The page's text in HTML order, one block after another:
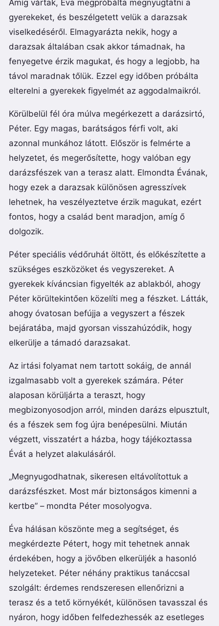
Amíg vártak, Éva megpróbálta megnyugtatni a
gyerekeket, és beszélgetett velük a darazsak
viselkedéséről. Elmagyarázta nekik, hogy a
darazsak általában csak akkor támadnak, ha
fenyegetve érzik magukat, és hogy a legjobb, ha
távol maradnak tőlük. Ezzel egy időben próbálta
elterelni a gyerekek figyelmét az aggodalmaikról.
Körülbelül fél óra múlva megérkezett a darázsirtó,
Péter. Egy magas, barátságos férfi volt, aki
azonnal munkához látott. Először is felmérte a
helyzetet, és megerősítette, hogy valóban egy
darázsfészek van a terasz alatt. Elmondta Évának,
hogy ezek a darazsak különösen agresszívek
lehetnek, ha veszélyeztetve érzik magukat, ezért
fontos, hogy a család bent maradjon, amíg ő
dolgozik.
Péter speciális védőruhát öltött, és előkészítette a
szükséges eszközöket és vegyszereket. A
gyerekek kíváncsian figyelték az ablakból, ahogy
Péter körültekintően közelíti meg a fészket. Látták,
ahogy óvatosan befújja a vegyszert a fészek
bejáratába, majd gyorsan visszahúzódik, hogy
elkerülje a támadó darazsakat.
Az irtási folyamat nem tartott sokáig, de annál
izgalmasabb volt a gyerekek számára. Péter
alaposan körüljárta a teraszt, hogy
megbizonyosodjon arról, minden darázs elpusztult,
és a fészek sem fog újra benépesülni. Miután
végzett, visszatért a házba, hogy tájékoztassa
Évát a helyzet alakulásáról.
„Megnyugodhatnak, sikeresen eltávolítottuk a
darázsfészket. Most már biztonságos kimenni a
kertbe” – mondta Péter mosolyogva.
Éva hálásan köszönte meg a segítséget, és
megkérdezte Pétert, hogy mit tehetnek annak
érdekében, hogy a jövőben elkerüljék a hasonló
helyzeteket. Péter néhány praktikus tanáccsal
szolgált: érdemes rendszeresen ellenőrizni a
terasz és a tető környékét, különösen tavasszal és
nyáron, hogy időben felfedezhessék az esetleges